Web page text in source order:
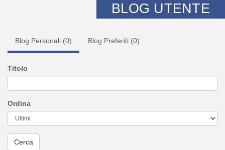
BLOG UTENTE
Blog Personali (0) Blog Preferiti (0)
Titolo
Ordina